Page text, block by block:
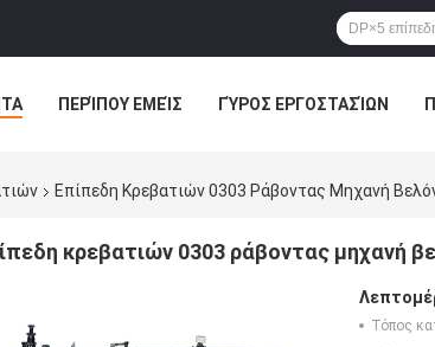
ΠΕΡΊΠΟΥ ΕΜΕΊΣ ΓΎΡΟΣ ΕΡΓΟΣΤΑΣΊΩΝ
Επίπεδη Κρεβατιών 0303 Ράβοντας Μηχανή
κρεβατιών 0303 ράβοντας μηχανή
Τόπος